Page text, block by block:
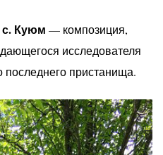
с. Куюм — композиция,
исследователя
последнего пристанища.